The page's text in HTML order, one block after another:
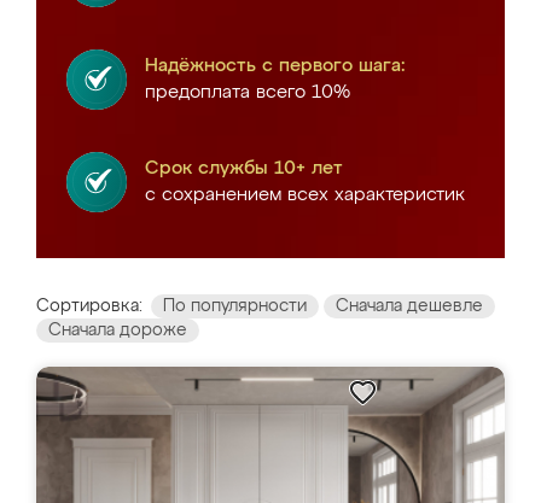
Надёжность с первого шага:
предоплата всего 10%
Срок службы 10+ лет
с сохранением всех характеристик
Сортировка: По популярности
Сначала дешевле
Сначала дороже